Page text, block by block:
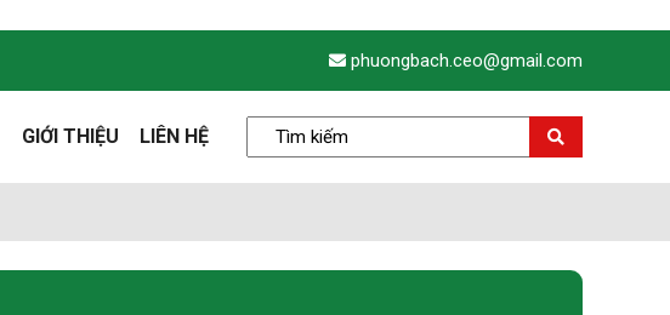
phuongbach.ceo@gmail.com
GIỚI THIỆU LIÊN HỆ